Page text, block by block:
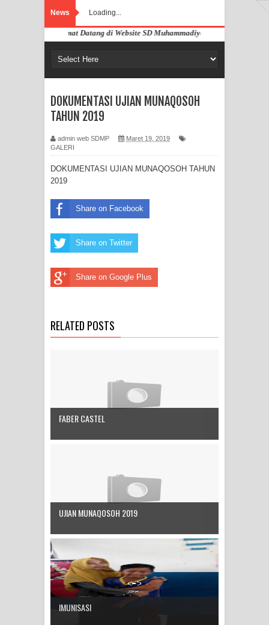
News Loading...
Selamat Datang di Website SD Muhammadiyah Pahandut Palangka
DOKUMENTASI UJIAN MUNAQOSOH
TAHUN 2019
admin web SDMP
Maret 19, 2019
GALERI
DOKUMENTASI UJIAN MUNAQOSOH TAHUN
2019
Share on Facebook
Share on Twitter
Share on Google Plus
RELATED POSTS
FABER CASTEL
UJIAN MUNAQOSOH 2019
IMUNISASI